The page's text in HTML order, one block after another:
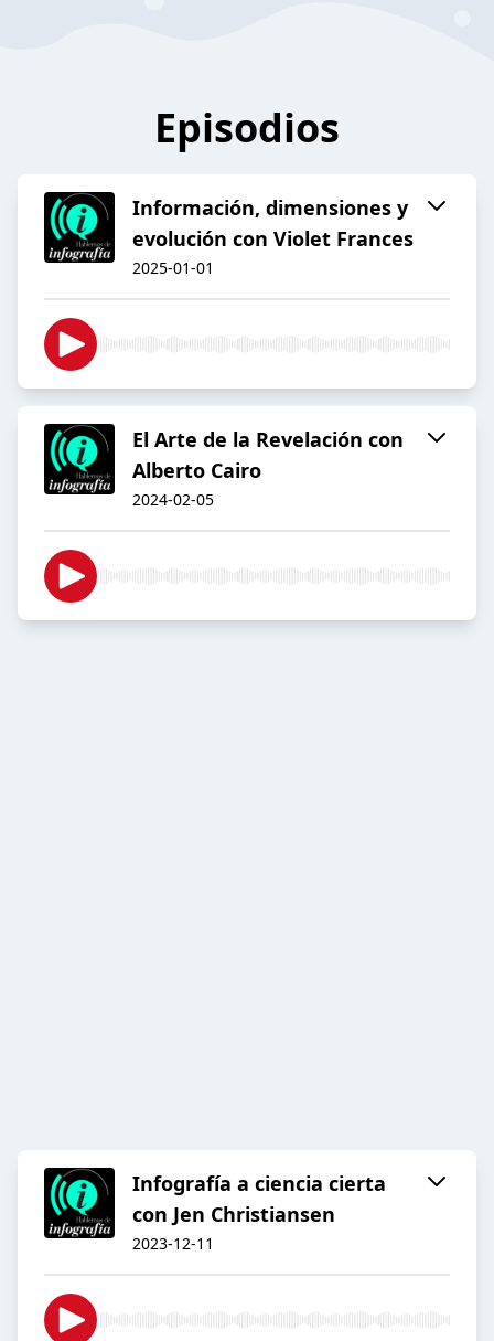
Episodios
Información, dimensiones y
evolución con Violet Frances
2025-01-01
El Arte de la Revelación con
Alberto Cairo
2024-02-05
Infografía a ciencia cierta
con Jen Christiansen
2023-12-11